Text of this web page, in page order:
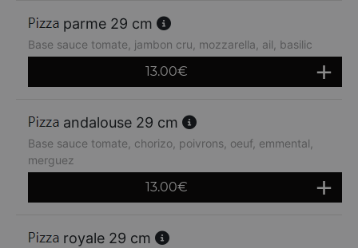
parme 29 cm
Base sauce tomate, jambon cru, mozzarella, ail, basilic
13.00€
andalouse 29 cm
Base sauce tomate, chorizo, poivrons, oeuf, emmental,
merguez
13.00€
royale 29 cm